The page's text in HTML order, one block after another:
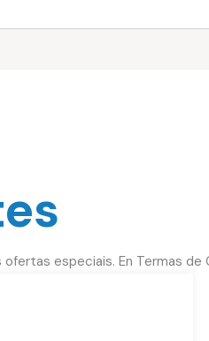
especiais. En Termas